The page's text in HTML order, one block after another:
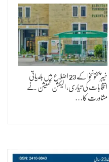
خیبرپختونخوا کے 23 اضلاع میں بلدیاتی
انتخابات کی تیاری، الیکشن کمیشن نے
مشاورت کا…